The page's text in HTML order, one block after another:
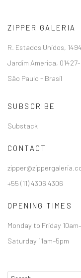
ZIPPER GALERIA
R. Estados Unidos, 1494
Jardim America, 01427-
São Paulo - Brasil
SUBSCRIBE
Substack
CONTACT
+55 (11) 4306 4306
OPENING TIMES
Monday to Friday
Saturday 11am–5pm